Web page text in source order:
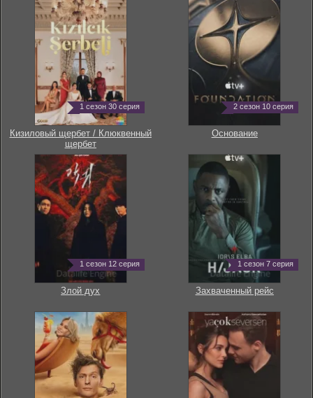
1 сезон 30 серия
Кизиловый щербет / Клюквенный
щербет
2 сезон 10 серия
Основание
1 сезон 12 серия
Злой дух
1 сезон 7 серия
Захваченный рейс